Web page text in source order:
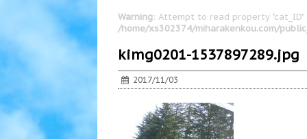
Warning: Attempt to read property
/home/xs302374/miharakenkou.com/
kimg0201-1537897289.jpg
2017/11/03